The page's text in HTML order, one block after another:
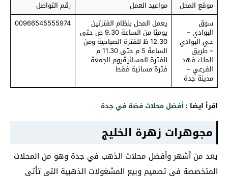
موقع المحل مواعيد العمل
رقم التواصل
سوق
البوادي –
حي البوادي
– طريق
الملك فهد
الفرعي –
مدينة جدة
يعمل المحل بنظام الفترتين
يوميًا من الساعة 9.30 ص حتى
12.30 ظ للفترة الصباحية ومن
الساعة 5 م حتى 11.30 م
للفترة المسائيةيوم الجمعة
فترة مسائية فقط
00966545555974
اقرأ ايضا : أفضل محلات فضة في جدة
مجوهرات زهرة الخليج
يعد من أشهر وأفضل محلات الذهب في جدة وهو من المحلات
المتخصصة في تصميم وبيع المشغولات الذهبية التي تأتي